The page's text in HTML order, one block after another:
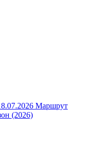
Маршрут
(2026)